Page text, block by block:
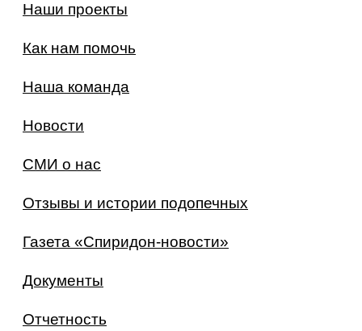
Наши проекты
Как нам помочь
Наша команда
Новости
СМИ о нас
Отзывы и истории подопечных
Газета «Спиридон-новости»
Документы
Отчетность